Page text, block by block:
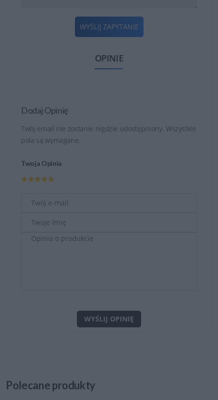
WYŚLIJ ZAPYTANIE
OPINIE
Dodaj Opinię
Twój email nie zostanie nigdzie udostępniony. Wszystkie
pola są wymagane.
Twoja Opinia
WYŚLIJ OPINIĘ
Polecaneprodukty